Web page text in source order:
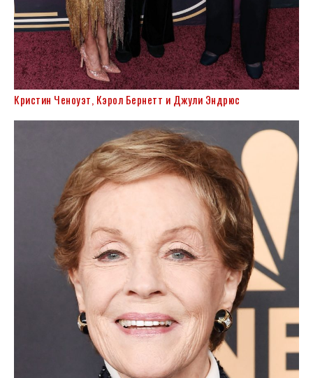
Кристин Ченоуэт, Кэрол Бернетт и Джули Эндрюс